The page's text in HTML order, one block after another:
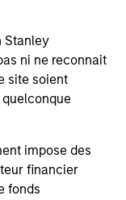
Stanley
ni ne reconnait
site soient
impose des
financier
fonds